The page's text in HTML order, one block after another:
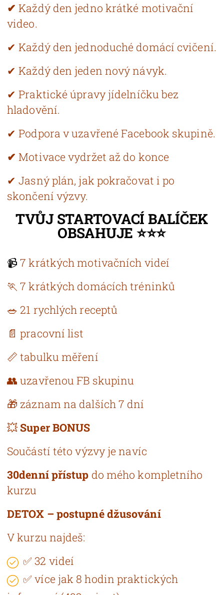
✔Každý den jedno krátké motivační
video.
✔ Každý den jednoduché domácí cvičení.
✔ Každý den jeden nový návyk.
✔ Praktické úpravy jídelníčku bez
hladovění.
✔ Podpora v uzavřené Facebook skupině.
✔Motivace vydržet až do konce
✔ Jasný plán, jak pokračovat i po
skončení výzvy.
TVŮJ STARTOVACÍ BALÍČEK
OBSAHUJE ⭐⭐⭐
📹7 krátkých motivačních videí
🏃 7 krátkých domácích tréninků
🥗 21 rychlých receptů
📄 pracovní list
📏 tabulku měření
👥 uzavřenou FB skupinu
🎁 záznam na dalších 7 dní
💥Super BONUS
Součástí této výzvy je navíc
30denní přístup do mého kompletního
kurzu
DETOX – postupné džusování
V kurzu najdeš:
✅ 32 videí
✅ více jak 8 hodin praktických